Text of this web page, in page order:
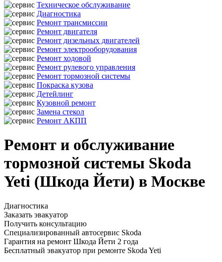
Техническое обслуживание
Диагностика
Ремонт трансмиссии
Ремонт двигателя
Ремонт дизельных двигателей
Ремонт электрооборудования
Ремонт ходовой
Ремонт рулевого управления
Ремонт тормозной системы
Покраска кузова
Детейлинг
Кузовной ремонт
Замена стекол
Ремонт АКПП
Ремонт и обслуживание
тормозной системы Skoda
Yeti (Шкода Йети) в Москве
Диагностика
Заказать эвакуатор
Получить консультацию
Специализированный автосервис Skoda
Гарантия на ремонт Шкода Йети 2 года
Бесплатный эвакуатор при ремонте Skoda Yeti